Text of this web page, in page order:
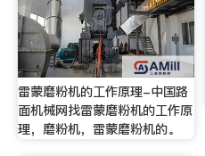
雷蒙磨粉机的工作原理-中国路
面机械网找雷蒙磨粉机的工作原
理，磨粉机，雷蒙磨粉机的。